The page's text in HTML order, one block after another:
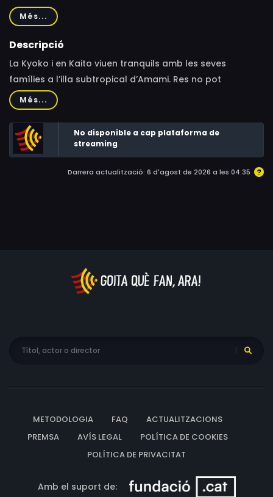
Sugimoto, Makiko Watanabe, Jun Murakami, Hideo
Sakaki, Fujio Tokita, Sadae Sakae, Kazurô Maeda, Mitsuaki
Nakano, Yukiharu Kawabata, Yukiyo Maeda, Kinue
Més...
Descripció
La Kyoko i en Kaito viuen tranquils amb les seves
famílies a l’illa subtropical d’Amami. Res no pot
destorbar l’equilibri amb què viuen.
Més...
No disponible a cap plataforma de
streaming
Darrera actualització: 6 d'agost de 2026 a les 04:35
METODOLOGIA FAQ
ACTUALITZACIONS
PREMSA
AVÍS LEGAL
POLÍTICA DE COOKIES
POLÍTICA DE PRIVACITAT
Amb el suport de: